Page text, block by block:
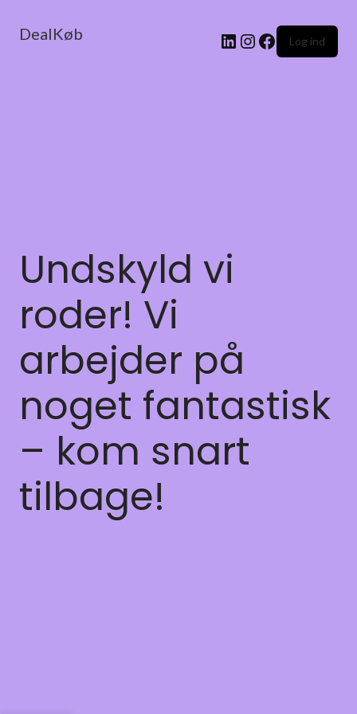
DealKøb Log ind
Undskyld vi
roder! Vi
arbejder på
noget fantastisk
– kom snart
tilbage!